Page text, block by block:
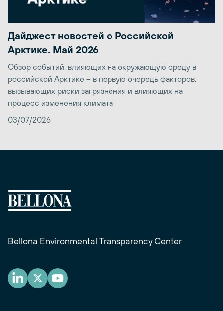
Дайджест новостей о Российской
Арктике. Май 2026
Обзор событий, влияющих на окружающую среду в
российской Арктике – в первую очередь факторов,
вызывающих риски загрязнения и влияющих на
процесс изменения климата
03/07/2026
Bellona Environmental Transparency Center